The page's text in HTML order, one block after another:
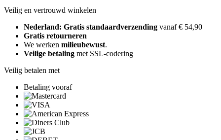
Veilig en vertrouwd winkelen
Nederland: Gratis standaardverzending vanaf € 54,90
Gratis retourneren
We werken milieubewust.
Veilige betaling met SSL-codering
Veilig betalen met
Betaling vooraf